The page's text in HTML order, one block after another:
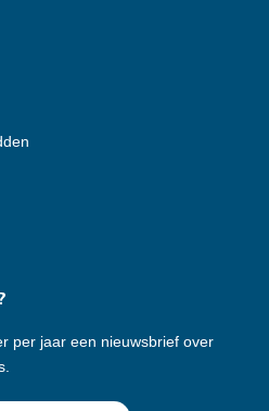
per jaar een nieuwsbrief over